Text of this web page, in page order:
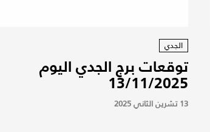
الجدي
توقعات برج الجدي اليوم
13/11/2025
13 تشرين الثاني 2025